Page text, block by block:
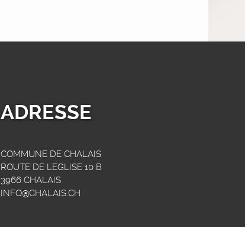
ADRESSE
COMMUNE DE CHALAIS
ROUTE DE L'EGLISE 10 B
3966 CHALAIS
INFO@CHALAIS.CH